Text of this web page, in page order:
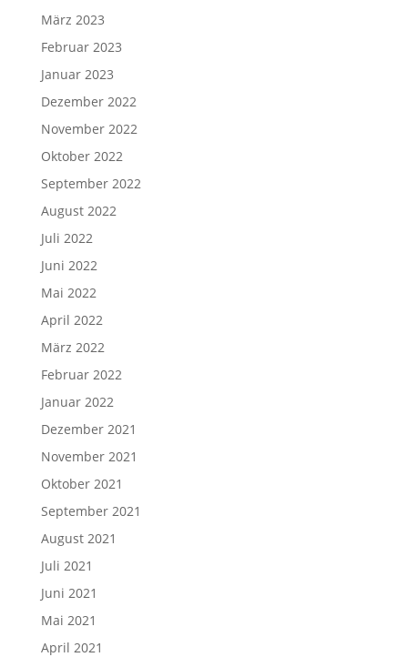
März 2023
Februar 2023
Januar 2023
Dezember 2022
November 2022
Oktober 2022
September 2022
August 2022
Juli 2022
Juni 2022
Mai 2022
April 2022
März 2022
Februar 2022
Januar 2022
Dezember 2021
November 2021
Oktober 2021
September 2021
August 2021
Juli 2021
Juni 2021
Mai 2021
April 2021